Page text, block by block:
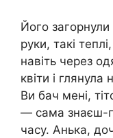
Його
руки, такі
навіть через
квіти і
Ви бач мені,
— сама знаєш-
часу. Анька,